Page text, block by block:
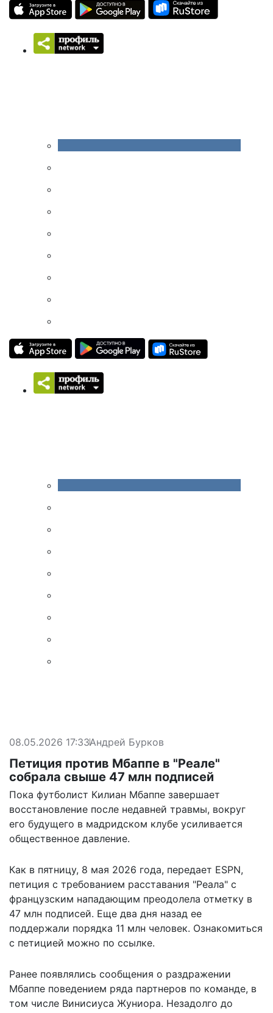
08.05.2026 17:33Андрей Бурков
Петиция против Мбаппе в "Реале"
собрала свыше 47 млн подписей
Пока футболист Килиан Мбаппе завершает
восстановление после недавней травмы, вокруг
его будущего в мадридском клубе усиливается
общественное давление.
Как в пятницу, 8 мая 2026 года, передает ESPN,
петиция с требованием расставания "Реала" с
французским нападающим преодолела отметку в
47 млн подписей. Еще два дня назад ее
поддержали порядка 11 млн человек. Ознакомиться
с петицией можно по ссылке.
Ранее появлялись сообщения о раздражении
Мбаппе поведением ряда партнеров по команде, в
том числе Винисиуса Жуниора. Незадолго до